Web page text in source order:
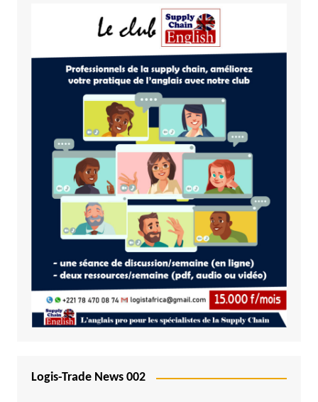
Logis-Trade News 002